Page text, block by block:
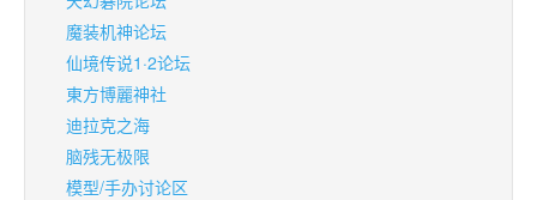
魔装机神论坛
仙境传说1·2论坛
東方博麗神社
迪拉克之海
脑残无极限
模型/手办讨论区